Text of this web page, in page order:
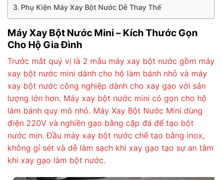
Phụ Kiện Máy Xay Bột Nước Dễ Thay Thế
Máy Xay Bột Nước Mini – Kích Thước Gọn
Cho Hộ Gia Đình
Trước mắt quý vị là 2 mẫu máy xay bột nước gồm máy
xay bột nước mini dành cho hộ làm bánh nhỏ và máy
xay bột nước công nghiệp dành cho xay gạo với sản
lượng lớn hơn. Máy xay bột nước mini có gọn cho hộ
làm bánh quy mô nhỏ. Máy Xay Bột Nước Mini dùng
điện 220V và nghiền gạo bằng cặp đá để tạo bột
nước mịn. Đầu máy xay bột nước chế tạo bằng inox,
không gỉ sét và dễ làm sạch khi xay gạo tạo sự an tâm
khi xay gạo làm bột nước.